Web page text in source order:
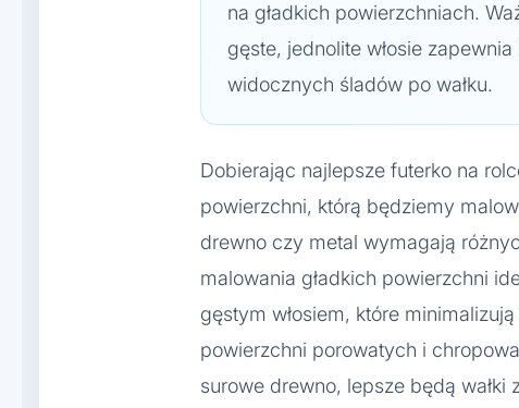
na gładkich powierzchniach.
gęste, jednolite włosie
widocznych śladów po wałku.
Dobierając najlepsze futerko na
powierzchni, którą będziemy
drewno czy metal wymagają
malowania gładkich powierzchni
gęstym włosiem, które
powierzchni porowatych i
surowe drewno, lepsze będą wałki